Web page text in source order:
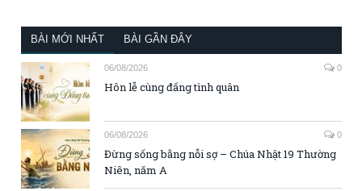
BÀI MỚI NHẤT BÀI GẦN ĐÂY
06/08/2026 0
Hôn lễ cùng đấng tình quân
06/08/2026 0
Đừng sống bằng nỗi sợ – Chúa Nhật 19 Thường
Niên, năm A